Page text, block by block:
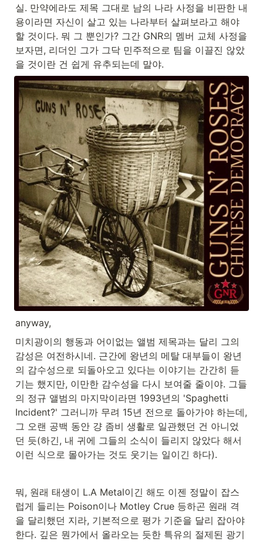
실. 만약에라도 제목 그대로 남의 나라 사정을 비판한 내
용이라면 자신이 살고 있는 나라부터 살펴보라고 해야
할 것이다. 뭐 그 뿐인가? 그간 GNR의 멤버 교체 사정을
보자면, 리더인 그가 그닥 민주적으로 팀을 이끌진 않았
을 것이란 건 쉽게 유추되는데 말야.
anyway,
미치광이의 행동과 어이없는 앨범 제목과는 달리 그의
감성은 여전하시네. 근간에 왕년의 메탈 대부들이 왕년
의 감수성으로 되돌아오고 있다는 이야기는 간간히 듣
기는 했지만, 이만한 감수성을 다시 보여줄 줄이야. 그들
의 정규 앨범의 마지막이라면 1993년의 'Spaghetti
Incident?' 그러니까 무려 15년 전으로 돌아가야 하는데,
그 오랜 공백 동안 걍 좀비 생활로 일관했던 건 아니었
던 듯(하긴, 내 귀에 그들의 소식이 들리지 않았다 해서
이런 식으로 몰아가는 것도 웃기는 일이긴 하다).
뭐, 원래 태생이 L.A Metal이긴 해도 이젠 정말이 잡스
럽게 들리는 Poison이나 Motley Crue 등하곤 원래 격
을 달리했던 지라, 기본적으로 평가 기준을 달리 잡아야
한다. 깊은 뭔가에서 올라오는 듯한 특유의 절제된 광기